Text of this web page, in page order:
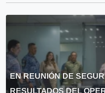
EN REUNIÓN DE
RESULTADOS DEL